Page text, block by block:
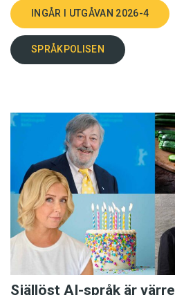
INGÅR I UTGÅVAN 2026-4
SPRÅKPOLISEN
Själlöst AI-språk är värre